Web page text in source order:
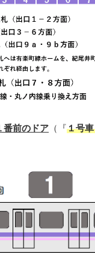
番前のドア （『１号